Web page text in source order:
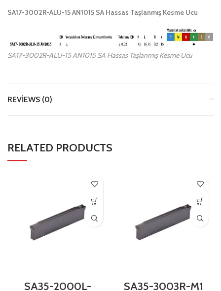
SA17-3002R-ALU-15 AN1015 SA Hassas Taşlanmış Kesme Ucu
SA17-3002R-ALU-15 AN1015 SA Hassas Taşlanmış Kesme Ucu
REVIEWS (0)
RELATED PRODUCTS
SA35-2000L-
SA35-3003R-M1